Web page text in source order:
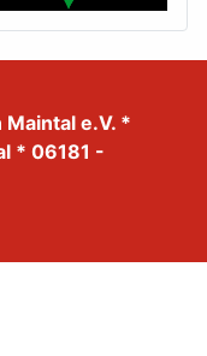
e.V. *
* 06181 -